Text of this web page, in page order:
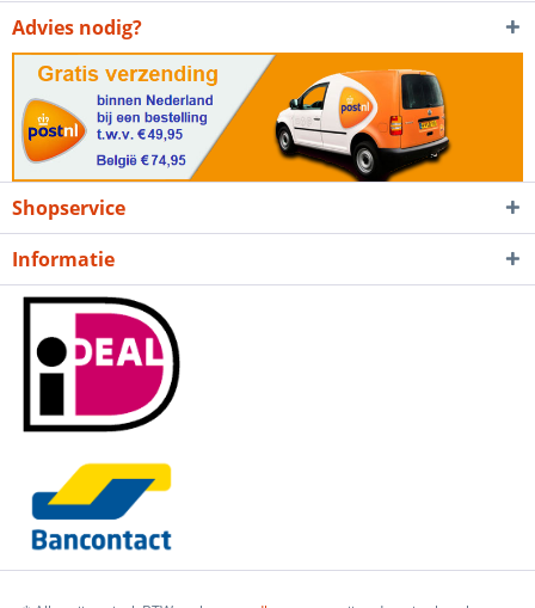
Advies nodig?
Shopservice
Informatie